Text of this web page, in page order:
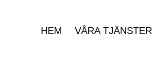
HEM VÅRA TJÄNSTER